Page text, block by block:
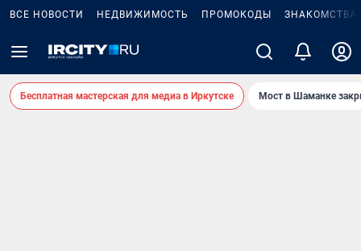
ВСЕ НОВОСТИ НЕДВИЖИМОСТЬ ПРОМОКОДЫ ЗНАКОМСТВА
Бесплатная мастерская для медиа в Иркутске Мост в Шаманке